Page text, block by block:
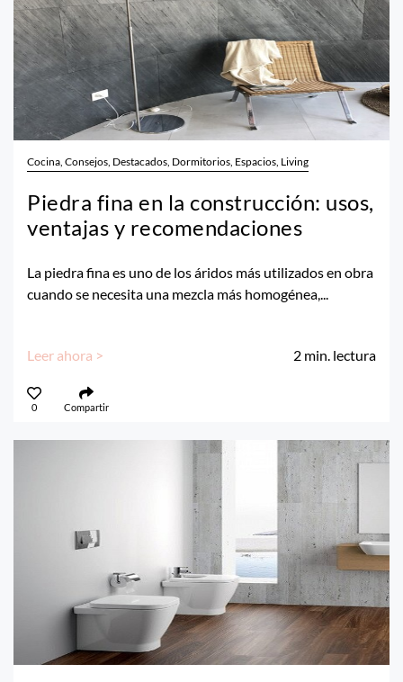
Cocina, Consejos, Destacados, Dormitorios, Espacios, Living
Piedra fina en la construcción: usos,
ventajas y recomendaciones
La piedra fina es uno de los áridos más utilizados en obra
cuando se necesita una mezcla más homogénea,...
Leer ahora > 2 min. lectura
0 Compartir